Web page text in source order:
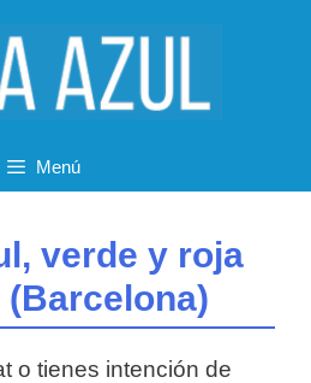
Menú
verde y roja
o tienes intención de